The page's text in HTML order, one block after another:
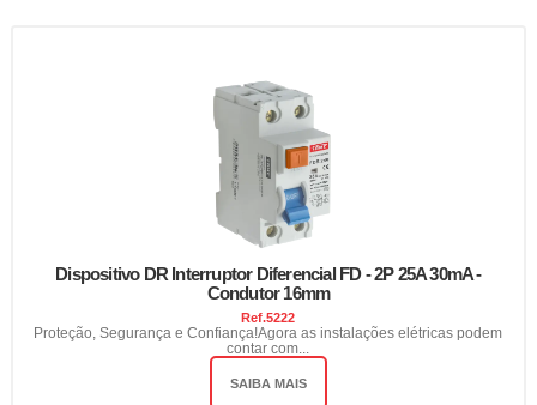
Dispositivo DR Interruptor Diferencial FD - 2P 25A 30mA -
Condutor 16mm
Ref.5222
Proteção, Segurança e Confiança!Agora as instalações elétricas podem
contar com...
SAIBA MAIS